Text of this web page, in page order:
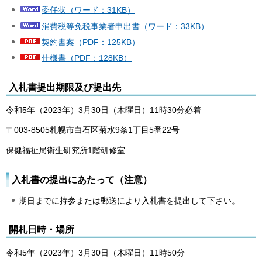
委任状（ワード：31KB）
消費税等免税事業者申出書（ワード：33KB）
契約書案（PDF：125KB）
仕様書（PDF：128KB）
入札書提出期限及び提出先
令和5年（2023年）3月30日（木曜日）11時30分必着
〒003-8505札幌市白石区菊水9条1丁目5番22号
保健福祉局衛生研究所1階研修室
入札書の提出にあたって（注意）
期日までに持参または郵送により入札書を提出して下さい。
開札日時・場所
令和5年（2023年）3月30日（木曜日）11時50分